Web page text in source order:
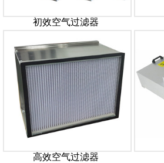
初效空气过滤器
高效空气过滤器